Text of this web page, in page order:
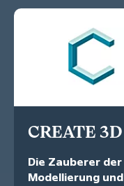
CREATE 3D
Die Zauberer
Modellierung